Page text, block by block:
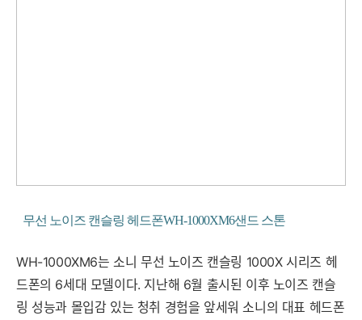
무선 노이즈 캔슬링 헤드폰WH-1000XM6샌드 스톤
WH-1000XM6는 소니 무선 노이즈 캔슬링 1000X 시리즈 헤
드폰의 6세대 모델이다. 지난해 6월 출시된 이후 노이즈 캔슬
링 성능과 몰입감 있는 청취 경험을 앞세워 소니의 대표 헤드폰
세부정보 열기/접기